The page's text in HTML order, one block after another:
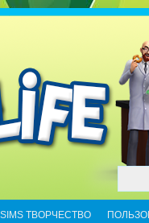
SIMS ТВОРЧЕСТВО